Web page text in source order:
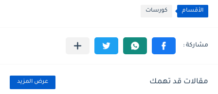
الأقسام كورسات
مقالات قد تهمك عرض المزيد